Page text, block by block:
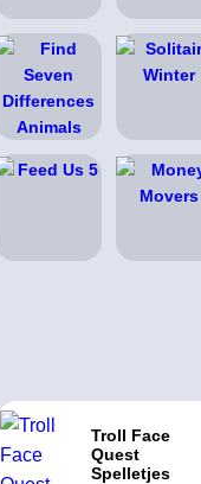
Troll Face
Quest
Spelletjes